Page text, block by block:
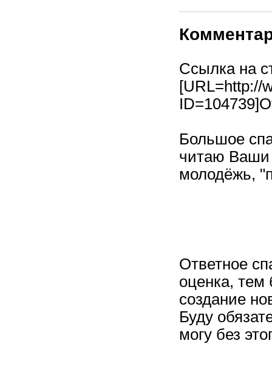
Ссылка на
[URL=http://
Большое
читаю Ваши
молодёжь,
Ответное
оценка, тем
создание
Буду
могу без